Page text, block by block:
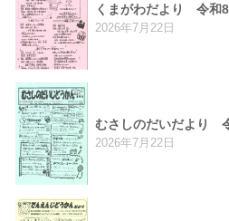
くまがわだより 令和8
2026年7月22日
むさしのだいだより
2026年7月22日